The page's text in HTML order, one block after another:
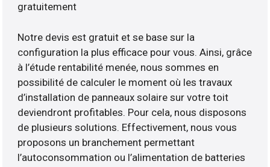
gratuitement
Notre devis est gratuit et se base sur la
configuration la plus efficace pour vous. Ainsi, grâce
à l’étude rentabilité menée, nous sommes en
possibilité de calculer le moment où les travaux
d’installation de panneaux solaire sur votre toit
deviendront profitables. Pour cela, nous disposons
de plusieurs solutions. Effectivement, nous vous
proposons un branchement permettant
l’autoconsommation ou l’alimentation de batteries